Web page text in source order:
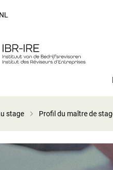
NL
stage Profil du maître de